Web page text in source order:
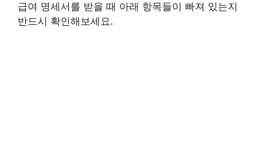
급여 명세서를 받을 때 아래 항목들이 빠져 있는지
반드시 확인해보세요.